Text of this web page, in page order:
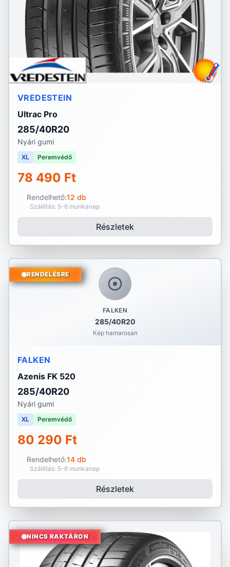
VREDESTEIN
Ultrac Pro
285/40R20
Nyári gumi
XL Peremvédő
78 490 Ft
Rendelhető:12 db
Szállítás: 5-6 munkanap
Részletek
FALKEN
285/40R20
Kép hamarosan
RENDELÉSRE
FALKEN
Azenis FK 520
285/40R20
Nyári gumi
XL Peremvédő
80 290 Ft
Rendelhető:14 db
Szállítás: 5-6 munkanap
Részletek
NINCS RAKTÁRON